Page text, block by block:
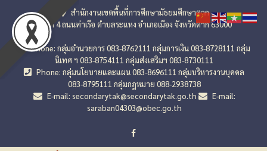
สำนักงานเขตพื้นที่การศึกษามัธยมศึกษาตาก
เลขที่ 4 ถนนท่าเรือ ตำบลระแหง อำเภอเมือง จังหวัดตาก 63000
Phone: กลุ่มอำนวยการ 083-8762111 กลุ่มการเงิน 083-8728111 กลุ่ม
นิเทศ ฯ 083-8754111 กลุ่มส่งเสริมฯ 083-8730111
Phone: กลุ่มนโยบายและแผน 083-8696111 กลุ่มบริหารงานบุคคล
083-8795111 กลุ่มกฎหมาย 088-2938738
E-mail: secondarytak@secondarytak.go.th
E-mail:
saraban04303@obec.go.th